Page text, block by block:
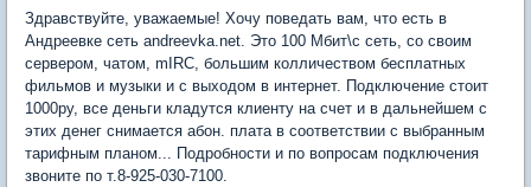
Здравствуйте, уважаемые! Хочу поведать вам, что есть в
Андреевке сеть andreevka.net. Это 100 Мбит\с сеть, со своим
сервером, чатом, mIRC, большим колличеством бесплатных
фильмов и музыки и с выходом в интернет. Подключение стоит
1000ру, все деньги кладутся клиенту на счет и в дальнейшем с
этих денег снимается абон. плата в соответствии с выбранным
тарифным планом... Подробности и по вопросам подключения
звоните по т.8-925-030-7100.